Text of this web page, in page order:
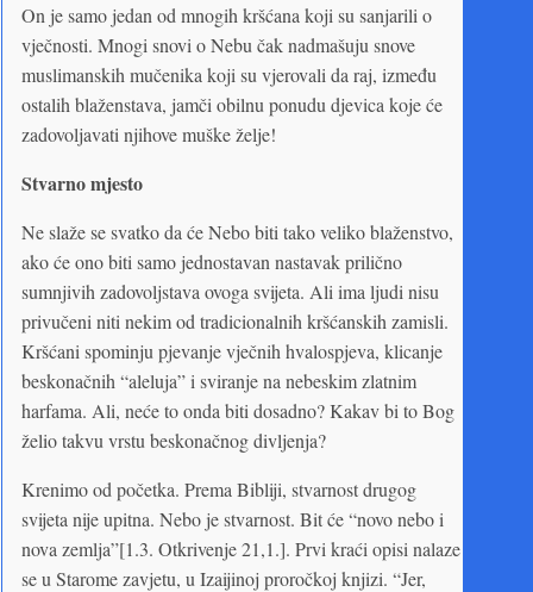
On je samo jedan od mnogih kršćana koji su sanjarili o
vječnosti. Mnogi snovi o Nebu čak nadmašuju snove
muslimanskih mučenika koji su vjerovali da raj, između
ostalih blaženstava, jamči obilnu ponudu djevica koje će
zadovoljavati njihove muške želje!
Stvarno mjesto
Ne slaže se svatko da će Nebo biti tako veliko blaženstvo,
ako će ono biti samo jednostavan nastavak prilično
sumnjivih zadovoljstava ovoga svijeta. Ali ima ljudi nisu
privučeni niti nekim od tradicionalnih kršćanskih zamisli.
Kršćani spominju pjevanje vječnih hvalospjeva, klicanje
beskonačnih “aleluja” i sviranje na nebeskim zlatnim
harfama. Ali, neće to onda biti dosadno? Kakav bi to Bog
želio takvu vrstu beskonačnog divljenja?
Krenimo od početka. Prema Bibliji, stvarnost drugog
svijeta nije upitna. Nebo je stvarnost. Bit će “novo nebo i
nova zemlja”[1.3. Otkrivenje 21,1.]. Prvi kraći opisi nalaze
se u Starome zavjetu, u Izaijinoj proročkoj knjizi. “Jer,